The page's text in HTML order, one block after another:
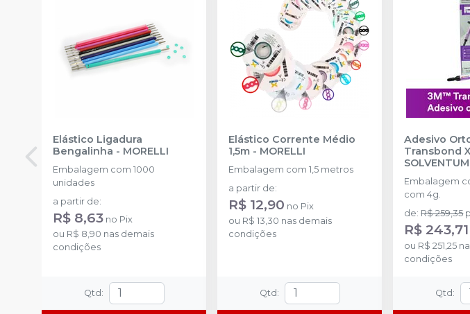
Elástico Ligadura
Bengalinha - MORELLI
Embalagem com 1000
unidades
a partir de:
R$ 8,63 no Pix
ou R$ 8,90 nas demais
condições
Qtd :
Elástico Corrente Médio
1,5m - MORELLI
Embalagem com 1,5 metros
a partir de:
R$ 12,90 no Pix
ou R$ 13,30 nas demais
condições
Qtd :
Adesivo
Transbond
SOLVENTUM
Embalagem
com 4g.
de:R$ 259,35
R$ 243,71
ou R$ 251,25
condições
Qtd :